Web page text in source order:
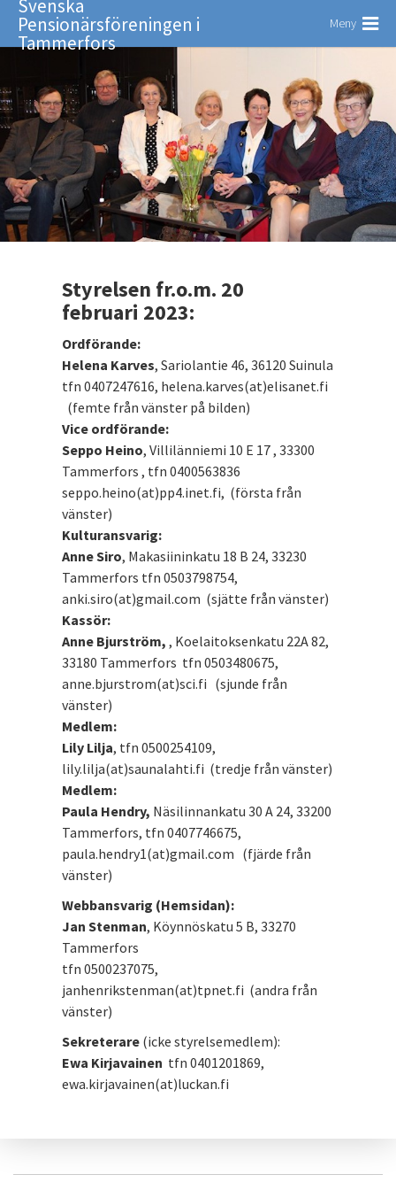
Svenska
Pensionärsföreningen i
Tammerfors
Meny
Styrelsen fr.o.m. 20
februari 2023:
Ordförande:
Helena Karves, Sariolantie 46, 36120 Suinula
tfn 0407247616, helena.karves(at)elisanet.fi
(femte från vänster på bilden)
Vice ordförande:
Seppo Heino, Villilänniemi 10 E 17 , 33300
Tammerfors , tfn 0400563836
seppo.heino(at)pp4.inet.fi, (första från
vänster)
Kulturansvarig:
Anne Siro, Makasiininkatu 18 B 24, 33230
Tammerfors tfn 0503798754,
anki.siro(at)gmail.com (sjätte från vänster)
Kassör:
Anne Bjurström, , Koelaitoksenkatu 22A 82,
33180 Tammerfors tfn 0503480675,
anne.bjurstrom(at)sci.fi (sjunde från
vänster)
Medlem:
Lily Lilja, tfn 0500254109,
lily.lilja(at)saunalahti.fi (tredje från vänster)
Medlem:
Paula Hendry, Näsilinnankatu 30 A 24, 33200
Tammerfors, tfn 0407746675,
paula.hendry1(at)gmail.com (fjärde från
vänster)
Webbansvarig (Hemsidan):
Jan Stenman, Köynnöskatu 5 B, 33270
Tammerfors
tfn 0500237075,
janhenrikstenman(at)tpnet.fi (andra från
vänster)
Sekreterare (icke styrelsemedlem):
Ewa Kirjavainen tfn 0401201869,
ewa.kirjavainen(at)luckan.fi